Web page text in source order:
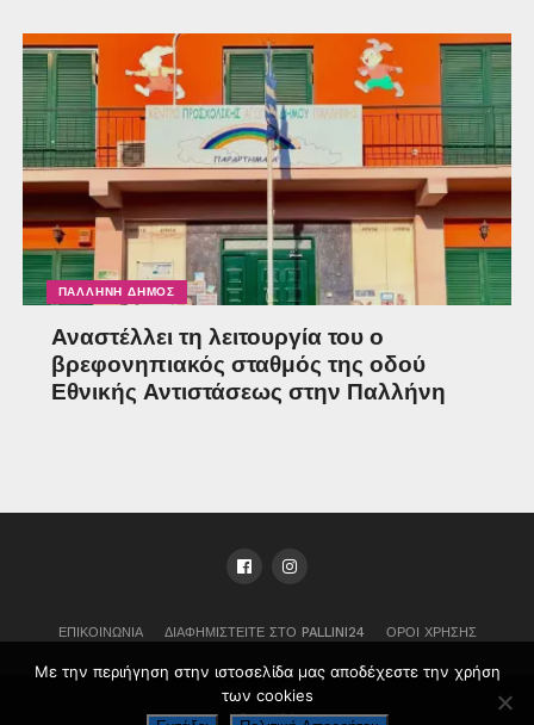
ΠΑΛΛΉΝΗ ΔΉΜΟΣ
Αναστέλλει τη λειτουργία του ο
βρεφονηπιακός σταθμός της οδού
Εθνικής Αντιστάσεως στην Παλλήνη
ΕΠΙΚΟΙΝΩΝΊΑ ΔΙΑΦΗΜΙΣΤΕΊΤΕ ΣΤΟ PALLINI24 ΌΡΟΙ ΧΡΉΣΗΣ
Pallini24
Με την περιήγηση στην ιστοσελίδα μας αποδέχεστε την χρήση
των cookies